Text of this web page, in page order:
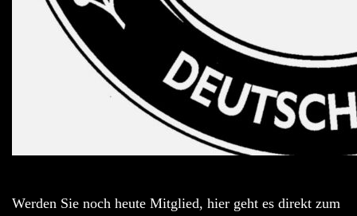
Werden Sie noch heute Mitglied, hier geht es direkt zum